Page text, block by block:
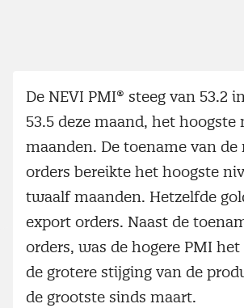
De NEVI PMI® steeg van 53.2
53.5 deze maand, het
maanden. De toename van de
orders bereikte het hoogste
twaalf maanden. Hetzelfde
export orders. Naast de
orders, was de hogere PMI
de grotere stijging van de
de grootste sinds maart.